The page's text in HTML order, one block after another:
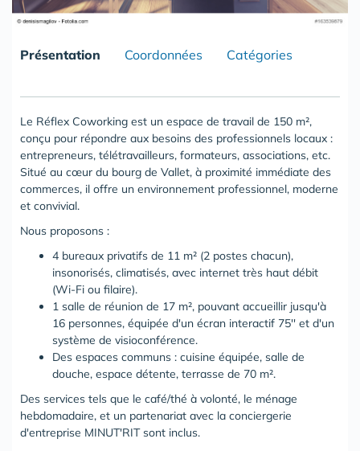
Présentation Coordonnées Catégories
Le Réflex Coworking est un espace de travail de 150 m²,
conçu pour répondre aux besoins des professionnels locaux :
entrepreneurs, télétravailleurs, formateurs, associations, etc.
Situé au cœur du bourg de Vallet, à proximité immédiate des
commerces, il offre un environnement professionnel, moderne
et convivial.
Nous proposons :
4 bureaux privatifs de 11 m² (2 postes chacun),
insonorisés, climatisés, avec internet très haut débit
(Wi-Fi ou filaire).
1 salle de réunion de 17 m², pouvant accueillir jusqu'à
16 personnes, équipée d'un écran interactif 75'' et d'un
système de visioconférence.
Des espaces communs : cuisine équipée, salle de
douche, espace détente, terrasse de 70 m².
Des services tels que le café/thé à volonté, le ménage
hebdomadaire, et un partenariat avec la conciergerie
d'entreprise MINUT'RIT sont inclus.